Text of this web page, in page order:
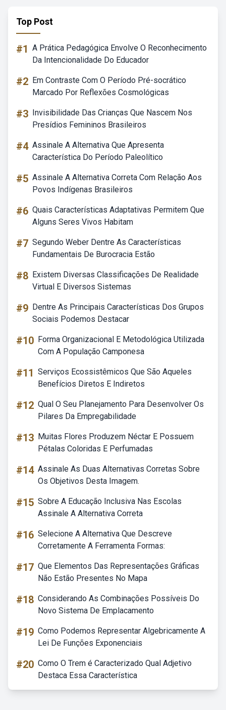
Top Post
#1 A Prática Pedagógica Envolve O Reconhecimento
Da Intencionalidade Do Educador
#2 Em Contraste Com O Período Pré-socrático
Marcado Por Reflexões Cosmológicas
#3 Invisibilidade Das Crianças Que Nascem Nos
Presídios Femininos Brasileiros
#4 Assinale A Alternativa Que Apresenta
Característica Do Período Paleolítico
#5 Assinale A Alternativa Correta Com Relação Aos
Povos Indígenas Brasileiros
#6 Quais Características Adaptativas Permitem Que
Alguns Seres Vivos Habitam
#7 Segundo Weber Dentre As Características
Fundamentais De Burocracia Estão
#8 Existem Diversas Classificações De Realidade
Virtual E Diversos Sistemas
#9 Dentre As Principais Características Dos Grupos
Sociais Podemos Destacar
#10 Forma Organizacional E Metodológica Utilizada
Com A População Camponesa
#11 Serviços Ecossistêmicos Que São Aqueles
Benefícios Diretos E Indiretos
#12 Qual O Seu Planejamento Para Desenvolver Os
Pilares Da Empregabilidade
#13 Muitas Flores Produzem Néctar E Possuem
Pétalas Coloridas E Perfumadas
#14 Assinale As Duas Alternativas Corretas Sobre
Os Objetivos Desta Imagem.
#15 Sobre A Educação Inclusiva Nas Escolas
Assinale A Alternativa Correta
#16 Selecione A Alternativa Que Descreve
Corretamente A Ferramenta Formas:
#17 Que Elementos Das Representações Gráficas
Não Estão Presentes No Mapa
#18 Considerando As Combinações Possíveis Do
Novo Sistema De Emplacamento
#19 Como Podemos Representar Algebricamente A
Lei De Funções Exponenciais
#20 Como O Trem é Caracterizado Qual Adjetivo
Destaca Essa Característica